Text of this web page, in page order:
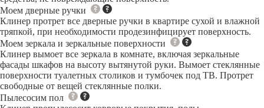
Моем дверные ручки
Клинер протрет все дверные ручки в квартире сухой и влажной
тряпкой, при необходимости продезинфицирует поверхность.
Моем зеркала и зеркальные поверхности
Клинер вымоет все зеркала в комнате, включая зеркальные
фасады шкафов на высоту вытянутой руки. Вымоет стеклянные
поверхности туалетных столиков и тумбочек под ТВ. Протрет
свободные от вещей стеклянные полки.
Пылесосим пол